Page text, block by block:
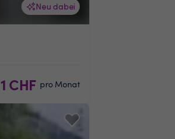
Neu dabei
1 CHF pro Monat